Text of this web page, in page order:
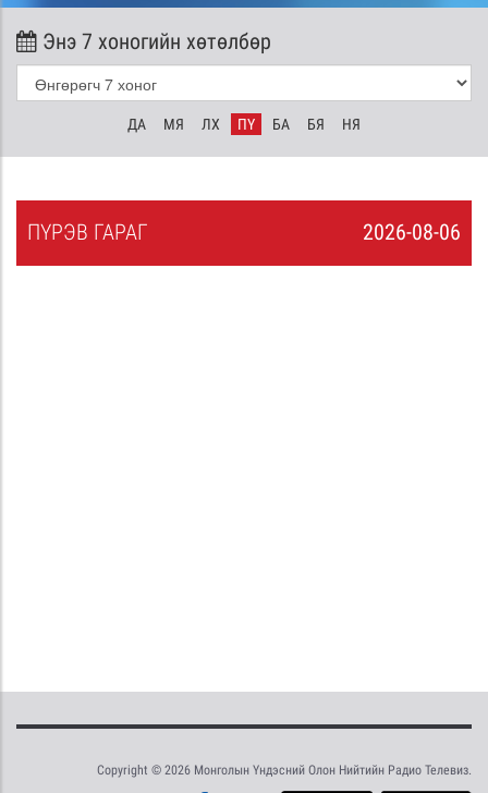
Энэ 7 хоногийн хөтөлбөр
ДА МЯ ЛХ ПҮ БА БЯ НЯ
2026-08-06
ПҮРЭВ ГАРАГ
Copyright © 2026 Монголын Үндэсний Олон Нийтийн Радио Телевиз.